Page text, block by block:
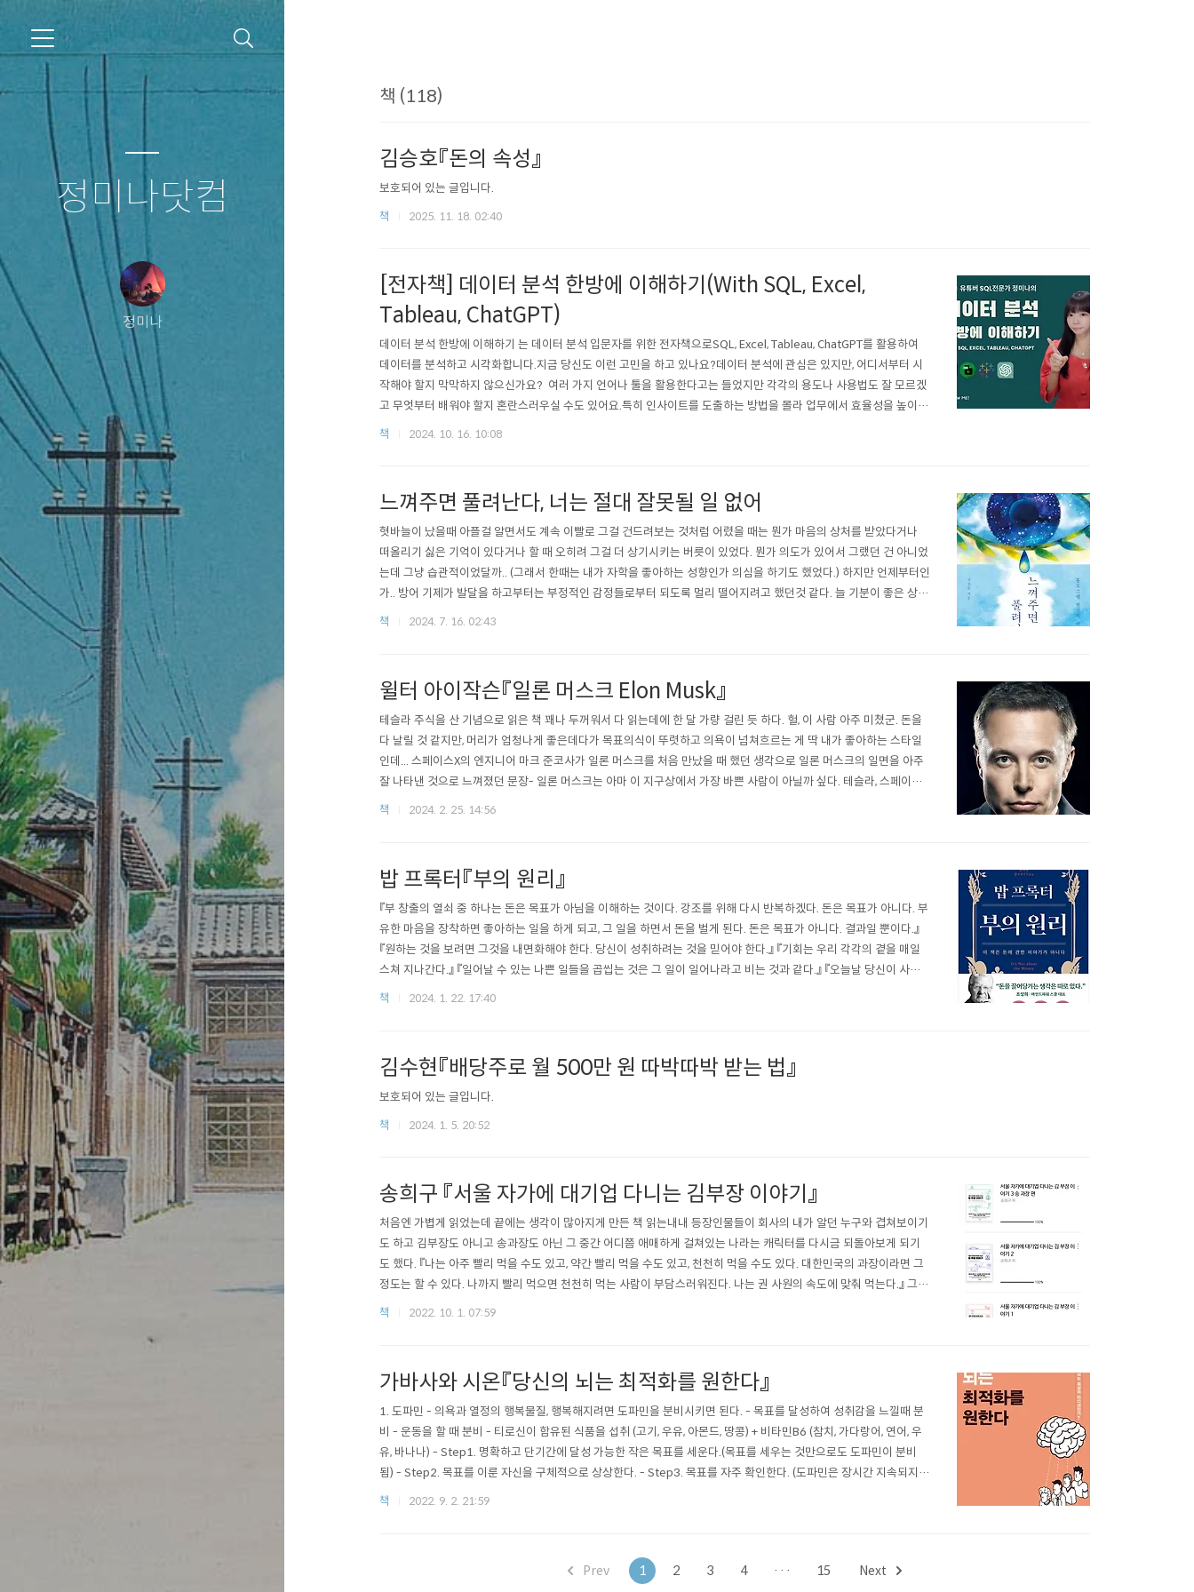
정미나닷컴
정미나
책 (118)
김승호『돈의 속성』
보호되어 있는 글입니다.
책
2025. 11. 18. 02:40
[전자책] 데이터 분석 한방에 이해하기(With SQL, Excel,
Tableau, ChatGPT)
데이터 분석 한방에 이해하기 는 데이터 분석 입문자를 위한 전자책으로SQL, Excel, Tableau, ChatGPT를 활용하여
데이터를 분석하고 시각화합니다.지금 당신도 이런 고민을 하고 있나요?데이터 분석에 관심은 있지만, 어디서부터 시
작해야 할지 막막하지 않으신가요? 여러 가지 언어나 툴을 활용한다고는 들었지만 각각의 용도나 사용법도 잘 모르겠
고 무엇부터 배워야 할지 혼란스러우실 수도 있어요.특히 인사이트를 도출하는 방법을 몰라 업무에서 효율성을 높이지
못하고 있는 상황이라면 더더욱 막막함을 느끼실 겁니다.문제 해결을 위해 여러 권의 책을 사거나 관련 강의를 들어볼
책 2024. 10. 16. 10:08
느껴주면 풀려난다, 너는 절대 잘못될 일 없어
혓바늘이 났을때 아플걸 알면서도 계속 이빨로 그걸 건드려보는 것처럼 어렸을 때는 뭔가 마음의 상처를 받았다거나
떠올리기 싫은 기억이 있다거나 할 때 오히려 그걸 더 상기시키는 버릇이 있었다. 뭔가 의도가 있어서 그랬던 건 아니었
는데 그냥 습관적이었달까.. (그래서 한때는 내가 자학을 좋아하는 성향인가 의심을 하기도 했었다.) 하지만 언제부터인
가.. 방어 기제가 발달을 하고부터는 부정적인 감정들로부터 되도록 멀리 떨어지려고 했던것 같다. 늘 기분이 좋은 상태
를 유지해야 내 삶에 좋은 것들이 끌려온다는 강박(?) 비스무리한게 있었기도 하다. 지난 주말 이 책을 읽으면서 그동안
책 2024. 7. 16. 02:43
윌터 아이작슨『일론 머스크 Elon Musk』
테슬라 주식을 산 기념으로 읽은 책 꽤나 두꺼워서 다 읽는데에 한 달 가량 걸린 듯 하다. 헐, 이 사람 아주 미쳤군. 돈을
다 날릴 것 같지만, 머리가 엄청나게 좋은데다가 목표의식이 뚜렷하고 의욕이 넘쳐흐르는 게 딱 내가 좋아하는 스타일
인데... 스페이스X의 엔지니어 마크 준코사가 일론 머스크를 처음 만났을 때 했던 생각으로 일론 머스크의 일면을 아주
잘 나타낸 것으로 느껴졌던 문장- 일론 머스크는 아마 이 지구상에서 가장 바쁜 사람이 아닐까 싶다. 테슬라, 스페이스X
(스타링크 포함), 트위터, 보링컴퍼니, 뉴럴링크, 엑스닷에이아이... 스티브 잡스보다 3배나 많은 회사를 운영하고 있으
책 2024. 2. 25. 14:56
밥 프록터『부의 원리』
『부 창출의 열쇠 중 하나는 돈은 목표가 아님을 이해하는 것이다. 강조를 위해 다시 반복하겠다. 돈은 목표가 아니다. 부
유한 마음을 장착하면 좋아하는 일을 하게 되고, 그 일을 하면서 돈을 벌게 된다. 돈은 목표가 아니다. 결과일 뿐이다.』
『원하는 것을 보려면 그것을 내면화해야 한다. 당신이 성취하려는 것을 믿어야 한다.』 『기회는 우리 각각의 곁을 매일
스쳐 지나간다.』 『일어날 수 있는 나쁜 일들을 곱씹는 것은 그 일이 일어나라고 비는 것과 같다.』 『오늘날 당신이 사는
현실은 당신이 과거에 했던 노력의 발현이다.』 『당신의 잠재의식은 당신이 부유한 삶을 단지 시각화하고 있는지, 실제
책 2024. 1. 22. 17:40
김수현『배당주로 월 500만 원 따박따박 받는 법』
보호되어 있는 글입니다.
책
2024. 1. 5. 20:52
송희구 『서울 자가에 대기업 다니는 김부장 이야기』
처음엔 가볍게 읽었는데 끝에는 생각이 많아지게 만든 책 읽는내내 등장인물들이 회사의 내가 알던 누구와 겹쳐보이기
도 하고 김부장도 아니고 송과장도 아닌 그 중간 어디쯤 애매하게 걸쳐있는 나라는 캐릭터를 다시금 되돌아보게 되기
도 했다. 『나는 아주 빨리 먹을 수도 있고, 약간 빨리 먹을 수도 있고, 천천히 먹을 수도 있다. 대한민국의 과장이라면 그
정도는 할 수 있다. 나까지 빨리 먹으면 천천히 먹는 사람이 부담스러워진다. 나는 권 사원의 속도에 맞춰 먹는다.』 그동
안 내 속도에 맞춰주었을 몇몇 사람들이 떠올랐던 장면, 너무 늦었지만 그들의 배려에 감사를 표한다. 『인생은 살아가면
책 2022. 10. 1. 07:59
가바사와 시온『당신의 뇌는 최적화를 원한다』
1. 도파민 - 의욕과 열정의 행복물질, 행복해지려면 도파민을 분비시키면 된다. - 목표를 달성하여 성취감을 느낄때 분
비 - 운동을 할 때 분비 - 티로신이 함유된 식품을 섭취 (고기, 우유, 아몬드, 땅콩) + 비타민B6 (참치, 가다랑어, 연어, 우
유, 바나나) - Step1. 명확하고 단기간에 달성 가능한 작은 목표를 세운다.(목표를 세우는 것만으로도 도파민이 분비
됨) - Step2. 목표를 이룬 자신을 구체적으로 상상한다. - Step3. 목표를 자주 확인한다. (도파민은 장시간 지속되지
않으므로 중간중간 리필이 필요함) - Step4. 즐겁게 실행한다. - Step5. 목표를 달성하면 자신에게 충분한 보상을 준
책 2022. 9. 2. 21:59
Prev 1 2 3 4 ··· 15 Next